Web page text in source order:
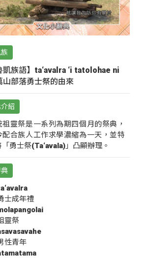
凱族語】ta‘avalra ‘i tatolohae ni
山部落勇士祭的由來
紹
祖靈祭是一系列為期四個月的祭典，
配合族人工作求學濃縮為一天，並特
「勇士祭(Ta‘avala)」凸顯辦理。
士成年禮
靈祭
性青年